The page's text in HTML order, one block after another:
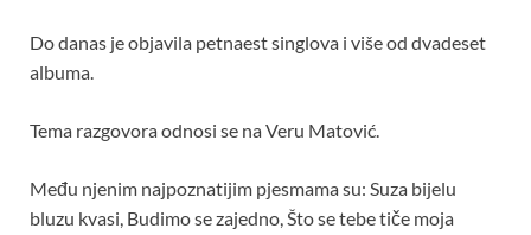
Do danas je objavila petnaest singlova i više od dvadeset
albuma.
Tema razgovora odnosi se na Veru Matović.
Među njenim najpoznatijim pjesmama su: Suza bijelu
bluzu kvasi, Budimo se zajedno, Što se tebe tiče moja